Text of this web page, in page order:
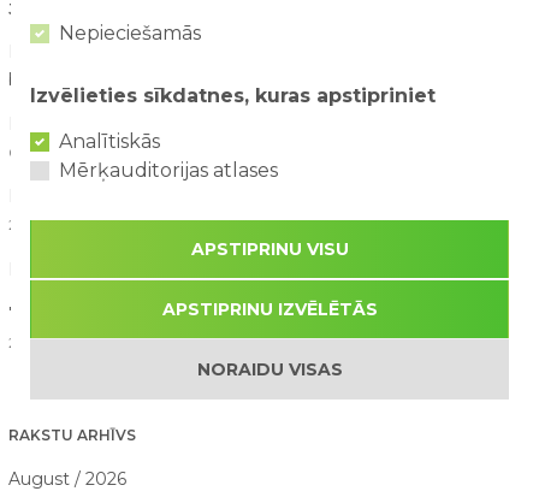
JAUNĀKIE RAKSTI
02/08/2026
29/07/2026
7 spēles un aktivitātes, ko bērni visvairāk izbauda vasarā
26/07/2026
RAKSTU ARHĪVS
August / 2026
Nepieciešamās
Izvēlieties sīkdatnes, kuras apstipriniet
Analītiskās
Mērķauditorijas atlases
APSTIPRINU VISU
APSTIPRINU IZVĒLĒTĀS
NORAIDU VISAS